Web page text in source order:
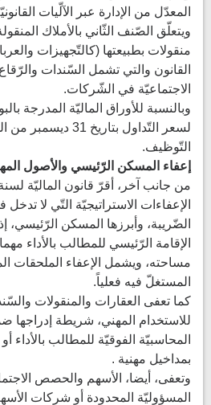
المعدّل من الإدارة عبر الآلّيات
ويتعلّق الصّنف الثّاني بالأملاك
منقولات بطبيعتها (كالتّجهيزات
القانون والتي تشمل السّندات
الاجتماعيّة في الشّركات.
وبالنسبة للأوراق الماليّة المدرجة
لسعر التّداول بتاريخ
التّوظيف.
إعفاء المسكن الرّئيسي والأصول
الإعفاءات الاستراتيجيّة التّي لا
الضّريبة، وأبرزها المسكن
الإقامة الرّئيسي للمطالب بالأداء
مساحته، ويشمل الإعفاء الملحقات
المستغلّ فيه فعلياً.
كما تعفى العقارات والمنقولات
للاستخدام المهني، شريطة إدراجها
المحاسبيّة الفوقيّة للمطالب
بمداخيل مهنية .
وتعفى، أيضا، الأسهم والحصص
المسؤوليّة المحدودة أو شركات